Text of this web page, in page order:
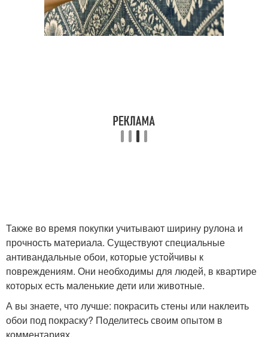
Также во время покупки учитывают ширину рулона и
прочность материала. Существуют специальные
антивандальные обои, которые устойчивы к
повреждениям. Они необходимы для людей, в квартире
которых есть маленькие дети или животные.
А вы знаете, что лучше: покрасить стены или наклеить
обои под покраску? Поделитесь своим опытом в